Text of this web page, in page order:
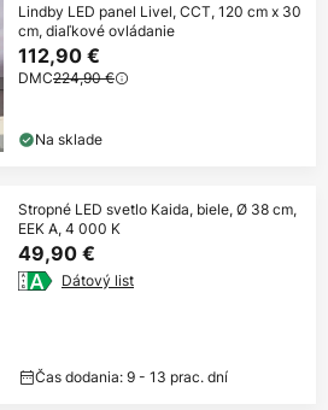
Lindby LED panel Livel, CCT, 120 cm x 30
cm, diaľkové ovládanie
112,90 €
DMC224,90 €
Na sklade
Stropné LED svetlo Kaida, biele, Ø 38 cm,
EEK A, 4 000 K
49,90 €
Dátový list
Čas dodania: 9 - 13 prac. dní